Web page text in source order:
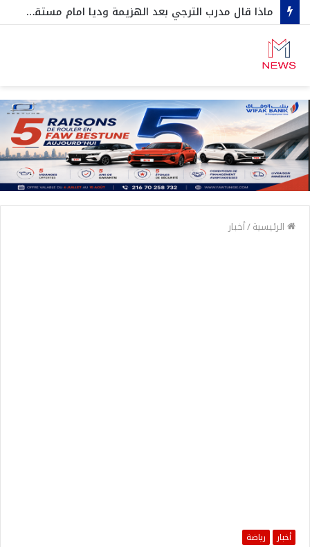
ماذا قال مدرب الترجي بعد الهزيمة وديا امام مستقبل المرسى
الرئيسية/أخبار
أخبار رياضة